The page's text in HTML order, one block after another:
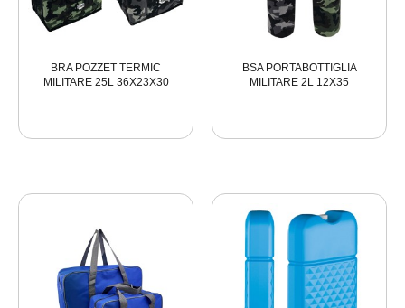
BRA POZZET TERMIC
MILITARE 25L 36X23X30
BSA PORTABOTTIGLIA
MILITARE 2L 12X35